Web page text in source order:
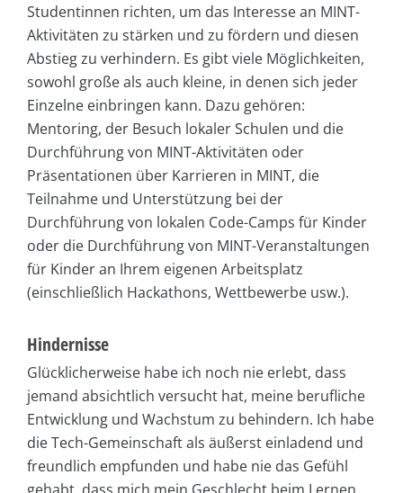
Studentinnen richten, um das Interesse an MINT-
Aktivitäten zu stärken und zu fördern und diesen
Abstieg zu verhindern. Es gibt viele Möglichkeiten,
sowohl große als auch kleine, in denen sich jeder
Einzelne einbringen kann. Dazu gehören:
Mentoring, der Besuch lokaler Schulen und die
Durchführung von MINT-Aktivitäten oder
Präsentationen über Karrieren in MINT, die
Teilnahme und Unterstützung bei der
Durchführung von lokalen Code-Camps für Kinder
oder die Durchführung von MINT-Veranstaltungen
für Kinder an Ihrem eigenen Arbeitsplatz
(einschließlich Hackathons, Wettbewerbe usw.).
Hindernisse
Glücklicherweise habe ich noch nie erlebt, dass
jemand absichtlich versucht hat, meine berufliche
Entwicklung und Wachstum zu behindern. Ich habe
die Tech-Gemeinschaft als äußerst einladend und
freundlich empfunden und habe nie das Gefühl